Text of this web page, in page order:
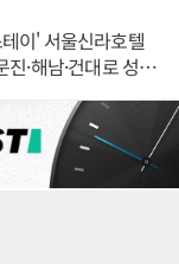
이' 서울신라호텔
·해남·건대로 성